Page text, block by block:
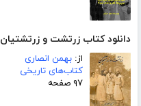
دانلود کتاب زرتشت و زرتشتیان
از: بهمن انصاری
کتاب‌های تاریخی
۹۷ صفحه